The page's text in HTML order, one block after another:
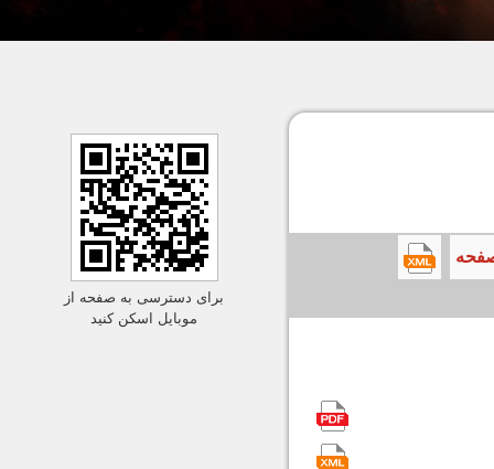
برای دسترسی به صفحه از
موبایل اسکن کنید